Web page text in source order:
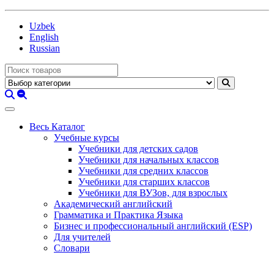
Uzbek
English
Russian
Весь Каталог
Учебные курсы
Учебники для детских садов
Учебники для начальных классов
Учебники для средних классов
Учебники для старших классов
Учебники для ВУЗов, для взрослых
Академический английский
Грамматика и Практика Языка
Бизнес и профессиональный английский (ESP)
Для учителей
Словари